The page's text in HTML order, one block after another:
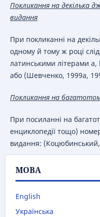
Покликання на декілька
видання
При покликанні на
одному й тому ж році
латинськими літерами
або (Шевченко, 1999a,
Покликання на
При посиланні на
енциклопедії тощо)
видання:
МОВА
English
Українська